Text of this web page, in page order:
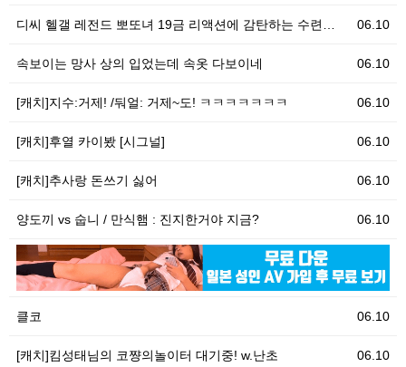
06.10
디씨 헬갤 레전드 뽀또녀 19금 리액션에 감탄하는 수련…
06.10
속보이는 망사 상의 입었는데 속옷 다보이네
06.10
[캐치]지수:거제! /둬얼: 거제~도! ㅋㅋㅋㅋㅋㅋㅋ
06.10
[캐치]후열 카이봤 [시그널]
06.10
[캐치]추사랑 돈쓰기 싫어
06.10
양도끼 vs 숩니 / 만식햄 : 진지한거야 지금?
06.10
클코
06.10
[캐치]킴성태님의 코쨩의놀이터 대기중! w.난초